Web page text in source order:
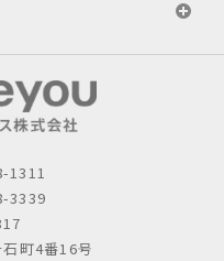
1311
3339
町4番16号